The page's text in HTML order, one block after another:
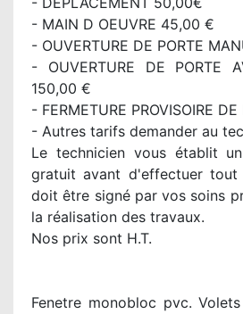
- MAIN D OEUVRE 45,00 €
- OUVERTURE DE PORTE
- OUVERTURE DE PORTE
150,00 €
- FERMETURE PROVISOIRE
- Autres tarifs demander au
Le technicien vous établit
gratuit avant d'effectuer
doit être signé par vos soins
la réalisation des travaux.
Nos prix sont H.T.
Fenetre monobloc pvc.